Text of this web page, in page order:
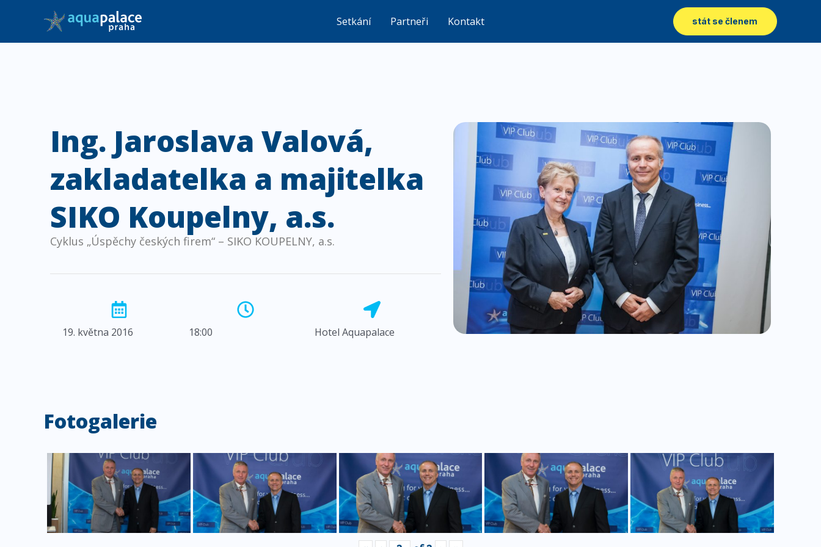
obsah
Setkání Partneři Kontakt stát se členem
Ing. Jaroslava Valová,
zakladatelka a majitelka
SIKO Koupelny, a.s.
Cyklus „Úspěchy českých firem“ – SIKO KOUPELNY, a.s.
19. května 2016 18:00 Hotel Aquapalace
Fotogalerie